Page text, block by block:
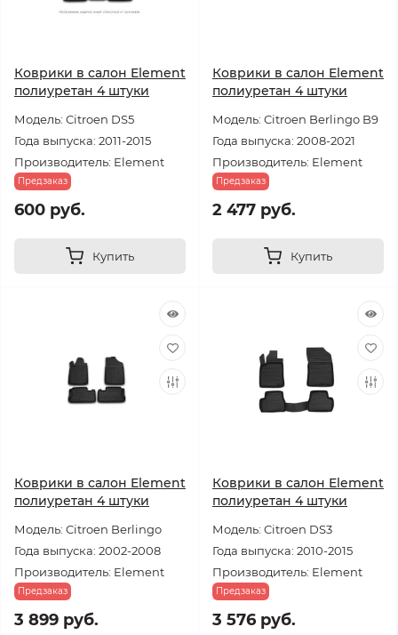
Коврики в салон Element
полиуретан 4 штуки
Модель: Citroen DS5
Года выпуска: 2011-2015
Производитель: Element
Предзаказ
600 руб.
Купить
Коврики в салон Element
полиуретан 4 штуки
Модель: Citroen Berlingo B9
Года выпуска: 2008-2021
Производитель: Element
Предзаказ
2 477 руб.
Купить
Коврики в салон Element
полиуретан 4 штуки
Модель: Citroen Berlingo
Года выпуска: 2002-2008
Производитель: Element
Предзаказ
3 899 руб.
Коврики в салон Element
полиуретан 4 штуки
Модель: Citroen DS3
Года выпуска: 2010-2015
Производитель: Element
Предзаказ
3 576 руб.